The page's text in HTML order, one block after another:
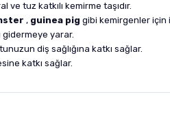
tuz katkılı kemirme taşıdır.
, guinea pig gibi kemirgenler için
gidermeye yarar.
diş sağlığına katkı sağlar.
katkı sağlar.